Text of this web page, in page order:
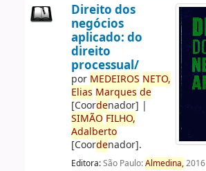
Direito dos
negócios
aplicado: do
direito
processual/
por MEDEIROS NETO,
Elias Marques de
[Coordenador] |
SIMÃO FILHO,
Adalberto
[Coordenador].
Editora:São Paulo:Almedina,2016